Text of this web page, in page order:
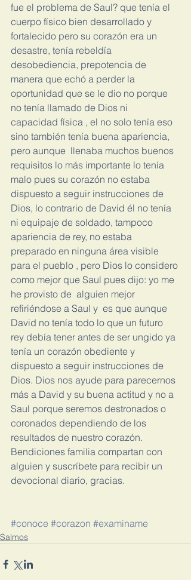
fue el problema de Saul? que tenía el
cuerpo físico bien desarrollado y
fortalecido pero su corazón era un
desastre, tenía rebeldía
desobediencia, prepotencia de
manera que echó a perder la
oportunidad que se le dio no porque
no tenía llamado de Dios ni
capacidad física , el no solo tenía eso
sino también tenía buena apariencia,
pero aunque  llenaba muchos buenos
requisitos lo más importante lo tenía
malo pues su corazón no estaba
dispuesto a seguir instrucciones de
Dios, lo contrario de David él no tenía
ni equipaje de soldado, tampoco
apariencia de rey, no estaba
preparado en ninguna área visible
para el pueblo , pero Dios lo considero
como mejor que Saul pues dijo: yo me
he provisto de  alguien mejor
refiriéndose a Saul y  es que aunque
David no tenía todo lo que un futuro
rey debía tener antes de ser ungido ya
tenía un corazón obediente y
dispuesto a seguir instrucciones de
Dios. Dios nos ayude para parecernos
más a David y su buena actitud y no a
Saul porque seremos destronados o
coronados dependiendo de los
resultados de nuestro corazón.
Bendiciones familia compartan con
alguien y suscríbete para recibir un
devocional diario, gracias.
#conoce #corazon #examiname
Salmos